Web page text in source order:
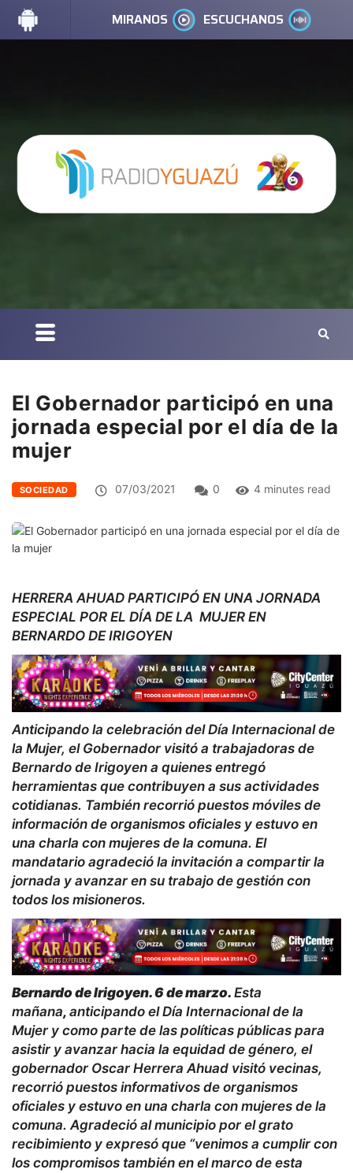
MIRANOS ESCUCHANOS
El Gobernador participó en una
jornada especial por el día de la
mujer
SOCIEDAD 07/03/2021 0 4 minutes read
HERRERA AHUAD PARTICIPÓ EN UNA JORNADA
ESPECIAL POR EL DÍA DE LA MUJER EN
BERNARDO DE IRIGOYEN
Anticipando la celebración del Día Internacional de
la Mujer, el Gobernador visitó a trabajadoras de
Bernardo de Irigoyen a quienes entregó
herramientas que contribuyen a sus actividades
cotidianas. También recorrió puestos móviles de
información de organismos oficiales y estuvo en
una charla con mujeres de la comuna. El
mandatario agradeció la invitación a compartir la
jornada y avanzar en su trabajo de gestión con
todos los misioneros.
Bernardo de Irigoyen. 6 de marzo. Esta
mañana, anticipando el Día Internacional de la
Mujer y como parte de las políticas públicas para
asistir y avanzar hacia la equidad de género, el
gobernador Oscar Herrera Ahuad visitó vecinas,
recorrió puestos informativos de organismos
oficiales y estuvo en una charla con mujeres de la
comuna. Agradeció al municipio por el grato
recibimiento y expresó que “venimos a cumplir con
los compromisos también en el marco de esta